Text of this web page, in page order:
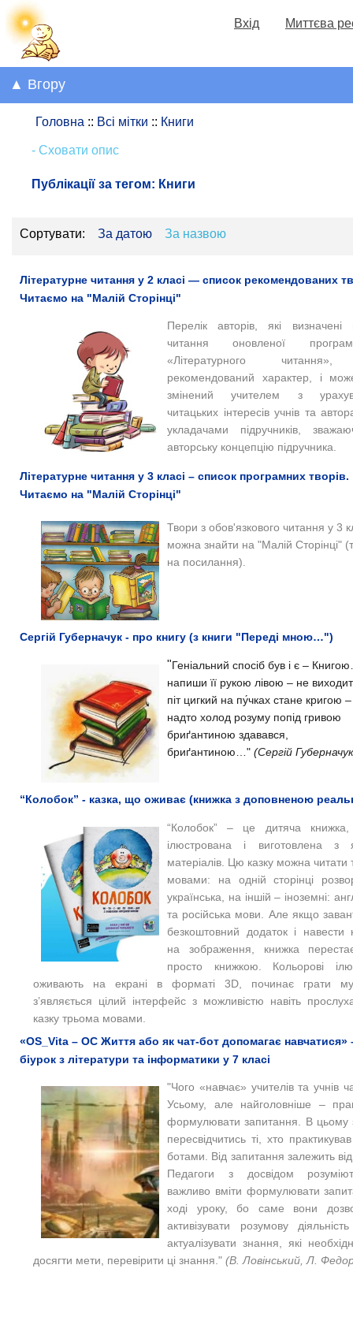
Вхід Миттєва
▲ Вгору
Головна :: Всі мітки :: Книги
- Сховати опис
Публікації за тегом: Книги
Сортувати: За датою За назвою
Літературне читання у 2 класі — список рекомендованих
Читаємо на "Малій Сторінці"
Перелік авторів, які визначені
читання оновленої
«Літературного
рекомендований характер, і
змінений учителем з
читацьких інтересів учнів та
укладачами підручників,
авторську концепцію підручника.
Літературне читання у 3 класі – список програмних творів.
Читаємо на "Малій Сторінці"
Твори з обов'язкового читання у 3
можна знайти на "Малій Сторінці"
на посилання).
Сергій Губерначук - про книгу (з книги "Переді мною…")
"Геніальний спосіб був і є –
напиши її рукою лівою – не
піт цигкий на пу́чках стане кригою –
надто холод розуму попід гривою
бриґантиною здавався,
бриґантиною…" (Сергій
“Колобок” - казка, що оживає (книжка з доповненою
“Колобок” – це дитяча книжка,
ілюстрована і виготовлена з
матеріалів. Цю казку можна читати
мовами: на одній сторінці
українська, на іншій – іноземні:
та російська мови. Але якщо
безкоштовний додаток і навести
на зображення, книжка
просто книжкою. Кольорові
оживають на екрані в форматі 3D, починає грати
з’являється цілий інтерфейс з можливістю навіть
казку трьома мовами.
«OS_Vita – ОС Життя або як чат-бот допомагає навчатися»
біурок з літератури та інформатики у 7 класі
"Чого «навчає» учителів та учнів
Усьому, але найголовніше –
формулювати запитання. В цьому
пересвідчитись ті, хто
ботами. Від запитання залежить
Педагоги з досвідом
важливо вміти формулювати
ході уроку, бо саме вони
активізувати розумову
актуалізувати знання, які
досягти мети, перевірити ці знання." (В. Ловінський, Л.